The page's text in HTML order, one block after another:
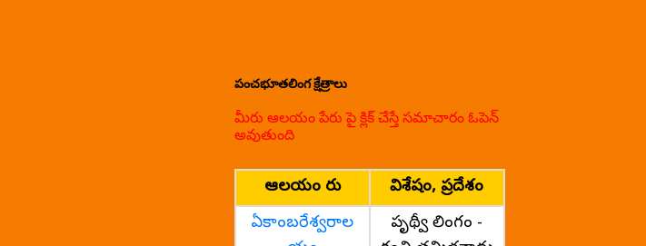
పంచభూతలింగ క్షేత్రాలు
మీరు ఆలయం పేరు పై క్లిక్ చేస్తే సమాచారం ఓపెన్
అవుతుంది
ఆలయం పేరు
విశేషం, ప్రదేశం
ఏకాంబరేశ్వరాల
పృథ్వీ లింగం -